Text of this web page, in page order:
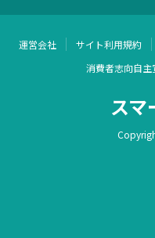
運営会社 サイト利用規約
消費者志向自主
スマ